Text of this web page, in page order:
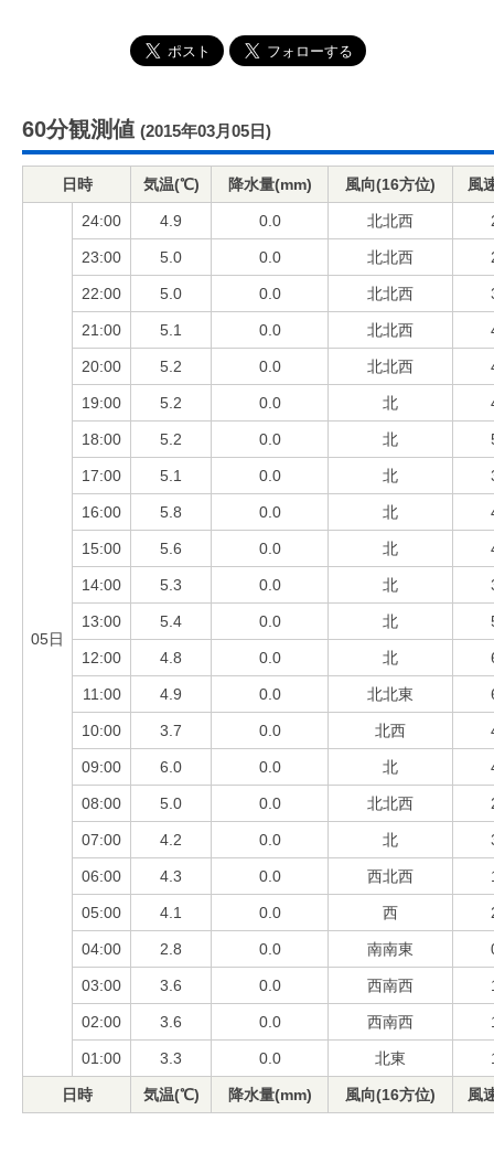
60分観測値 (2015年03月05日)
日時 気温(℃) 降水量(mm) 風向(16方位) 風
05日
24:00 4.9 0.0 北北西
23:00 5.0 0.0 北北西
22:00 5.0 0.0 北北西
21:00 5.1 0.0 北北西
20:00 5.2 0.0 北北西
19:00 5.2 0.0 北
18:00 5.2 0.0 北
17:00 5.1 0.0 北
16:00 5.8 0.0 北
15:00 5.6 0.0 北
14:00 5.3 0.0 北
13:00 5.4 0.0 北
12:00 4.8 0.0 北
11:00 4.9 0.0 北北東
10:00 3.7 0.0 北西
09:00 6.0 0.0 北
08:00 5.0 0.0 北北西
07:00 4.2 0.0 北
06:00 4.3 0.0 西北西
05:00 4.1 0.0 西
04:00 2.8 0.0 南南東
03:00 3.6 0.0 西南西
02:00 3.6 0.0 西南西
01:00 3.3 0.0 北東
日時 気温(℃) 降水量(mm) 風向(16方位) 風